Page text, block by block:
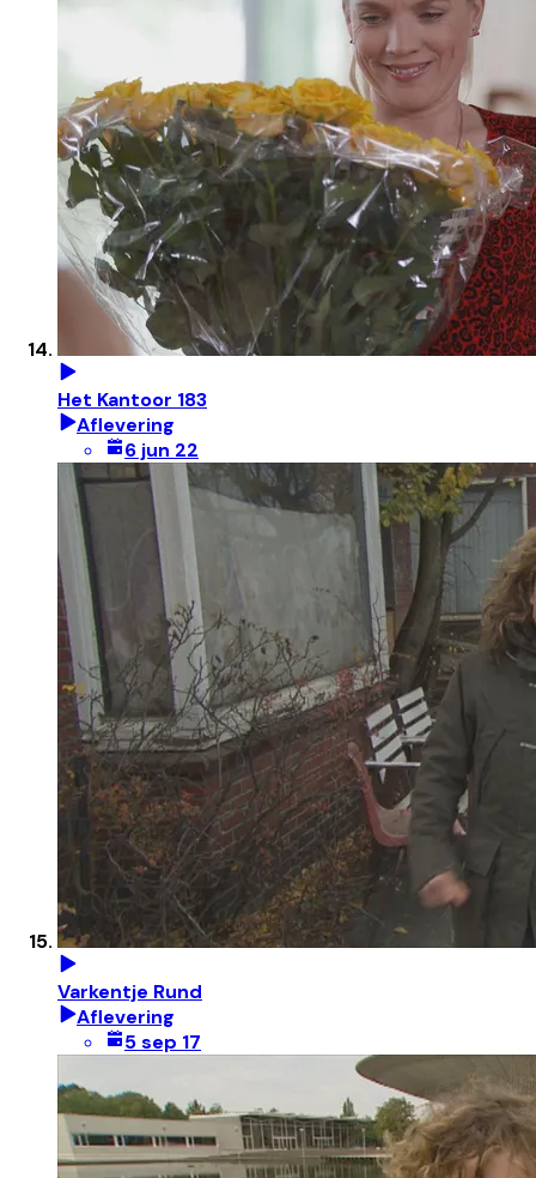
Het Kantoor 183
Aflevering
6 jun 22
Varkentje Rund
Aflevering
5 sep 17